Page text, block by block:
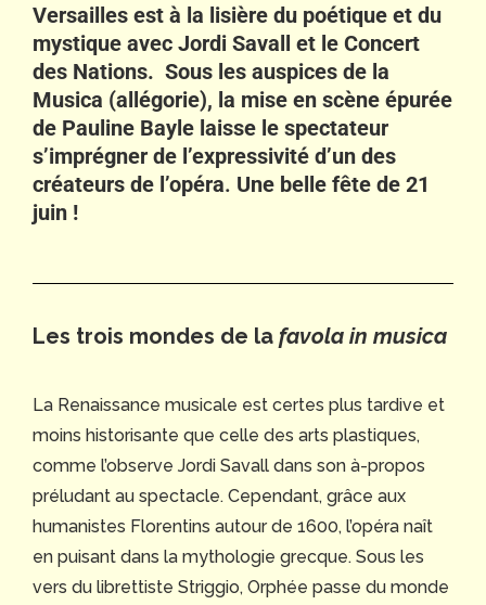
Versailles est à la lisière du poétique et du
mystique avec Jordi Savall et le Concert
des Nations. Sous les auspices de la
Musica (allégorie), la mise en scène épurée
de Pauline Bayle laisse le spectateur
s’imprégner de l’expressivité d’un des
créateurs de l’opéra. Une belle fête de 21
juin !
Les trois mondes de la favola in musica
La Renaissance musicale est certes plus tardive et
moins historisante que celle des arts plastiques,
comme l’observe Jordi Savall dans son à-propos
préludant au spectacle. Cependant, grâce aux
humanistes Florentins autour de 1600, l’opéra naît
en puisant dans la mythologie grecque. Sous les
vers du librettiste Striggio, Orphée passe du monde